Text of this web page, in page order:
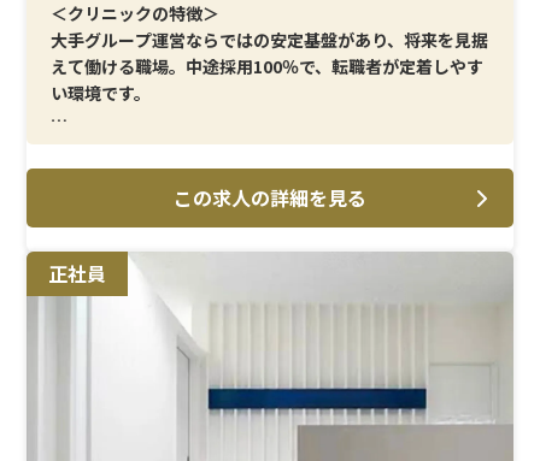
＜クリニックの特徴＞
大手グループ運営ならではの安定基盤があり、将来を見据
えて働ける職場。中途採用100％で、転職者が定着しやす
い環境です。
＜メイン施術＞
AGA治療・美容皮膚科領域を中心とした看護業務全般。
患者様対応を大切にした診療スタイルです。
＜研修制度＞
基礎業務から段階的に学べる研修体制を整備。臨床経験
を活かしながら、美容分野にスムーズに移行できます。
年間休日125日、残業は月10時間以下。結婚・出産祝金
（第一子30万円、第二子40万円）と、育休取得率 女性
この求人の詳細を見る
正社員